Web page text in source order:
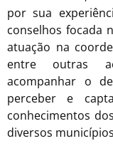
por sua
conselhos focada
atuação na
entre outras
acompanhar o
perceber e
conhecimentos
diversos